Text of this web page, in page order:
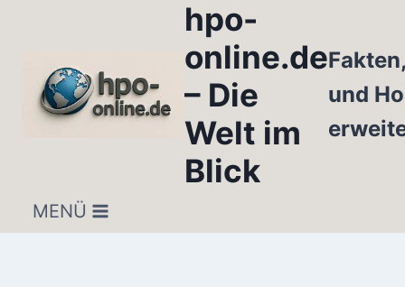
hpo-
online.de
– Die
Welt im
Blick
und
MENÜ